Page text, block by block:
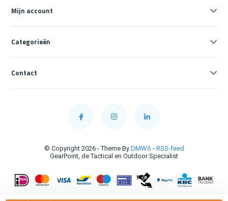
Mijn account
Categorieën
Contact
© Copyright 2026 - Theme By DMWS - RSS-feed
GearPoint, de Tactical en Outdoor Specialist